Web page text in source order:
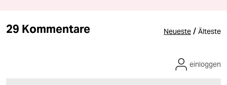
29 Kommentare Neueste / Älteste
einloggen